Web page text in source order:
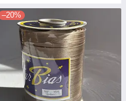
–20%